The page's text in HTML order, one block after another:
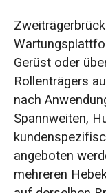
Gerüst oder
Rollenträgers
nach
Spannweiten,
angeboten
mehreren